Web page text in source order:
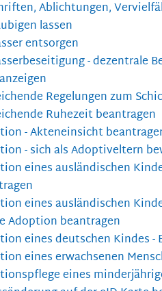
Ablichtungen,
lassen
entsorgen
- dezentrale
Regelungen zum
Ruhezeit beantragen
- Akteneinsicht
- sich als Adoptiveltern
eines ausländischen
eines ausländischen
Adoption beantragen
eines deutschen Kindes -
eines erwachsenen
eines